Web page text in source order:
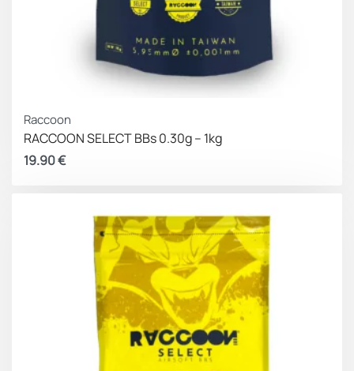
Raccoon
RACCOON SELECT BBs 0.30g – 1kg
19.90€